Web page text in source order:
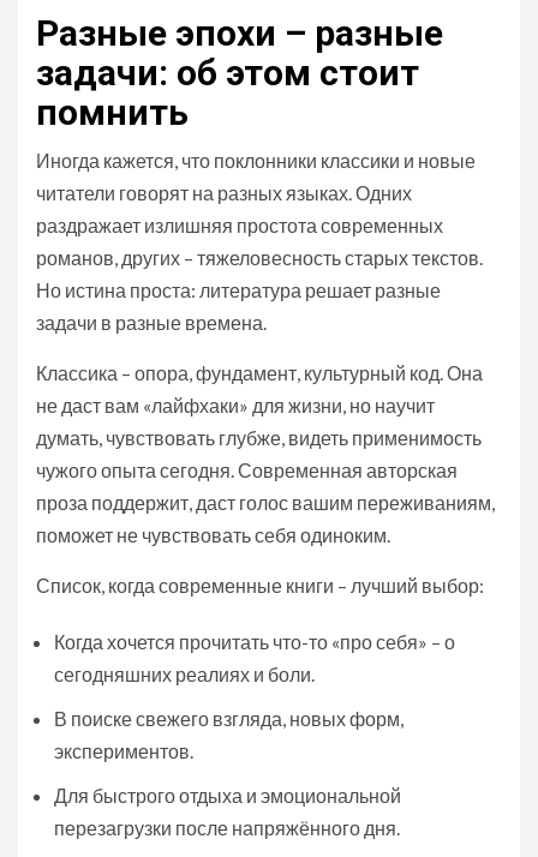
Разные эпохи – разные
задачи: об этом стоит
помнить
Иногда кажется, что поклонники классики и новые
читатели говорят на разных языках. Одних
раздражает излишняя простота современных
романов, других – тяжеловесность старых текстов.
Но истина проста: литература решает разные
задачи в разные времена.
Классика – опора, фундамент, культурный код. Она
не даст вам «лайфхаки» для жизни, но научит
думать, чувствовать глубже, видеть применимость
чужого опыта сегодня. Современная авторская
проза поддержит, даст голос вашим переживаниям,
поможет не чувствовать себя одиноким.
Список, когда современные книги – лучший выбор:
Когда хочется прочитать что-то «про себя» – о
сегодняшних реалиях и боли.
В поиске свежего взгляда, новых форм,
экспериментов.
Для быстрого отдыха и эмоциональной
перезагрузки после напряжённого дня.